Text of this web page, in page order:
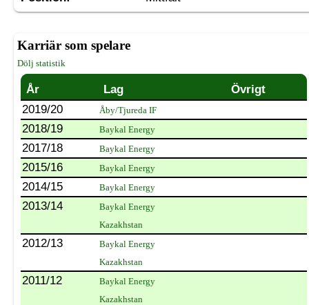
Karriär som spelare
Dölj statistik
År Lag
Övrigt
2019/20
Åby/Tjureda IF
2018/19 Baykal Energy
2017/18 Baykal Energy
2015/16 Baykal Energy
2014/15 Baykal Energy
2013/14
Baykal Energy
Kazakhstan
2012/13
Baykal Energy
Kazakhstan
2011/12
Baykal Energy
Kazakhstan